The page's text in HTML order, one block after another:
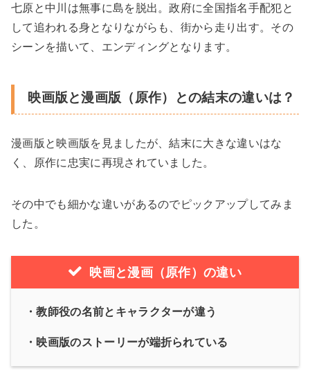
七原と中川は無事に島を脱出。政府に全国指名手配犯と
して追われる身となりながらも、街から走り出す。その
シーンを描いて、エンディングとなります。
映画版と漫画版（原作）との結末の違いは？
漫画版と映画版を見ましたが、結末に大きな違いはな
く、原作に忠実に再現されていました。
その中でも細かな違いがあるのでピックアップしてみま
した。
映画と漫画（原作）の違い
・教師役の名前とキャラクターが違う
・映画版のストーリーが端折られている